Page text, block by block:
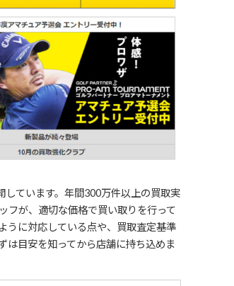
ています。年間300万件以上の買取実
フが、適切な価格で買い取りを行って
うに対応している点や、買取査定基準
は目安を知ってから店舗に持ち込めま